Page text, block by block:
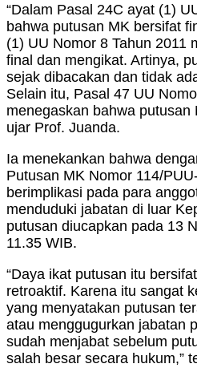
“Dalam Pasal 24C ayat (1)
bahwa putusan MK bersifat
(1) UU Nomor 8 Tahun 2011
final dan mengikat. Artinya,
sejak dibacakan dan tidak
Selain itu, Pasal 47 UU
menegaskan bahwa putusan
ujar Prof. Juanda.
Ia menekankan bahwa
Putusan MK Nomor 114/
berimplikasi pada para
menduduki jabatan di luar
putusan diucapkan pada 13
11.35 WIB.
“Daya ikat putusan itu
retroaktif. Karena itu sangat
yang menyatakan putusan
atau menggugurkan jabatan
sudah menjabat sebelum
salah besar secara hukum,”